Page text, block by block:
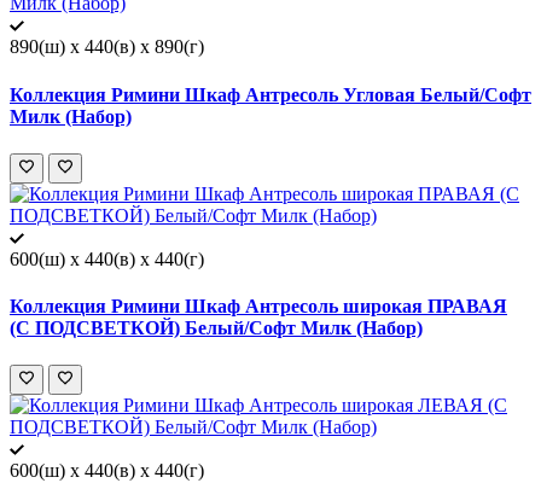
890(ш) x 440(в) x 890(г)
Коллекция Римини Шкаф Антресоль Угловая Белый/Софт
Милк (Набор)
600(ш) x 440(в) x 440(г)
Коллекция Римини Шкаф Антресоль широкая ПРАВАЯ
(С ПОДСВЕТКОЙ) Белый/Софт Милк (Набор)
600(ш) x 440(в) x 440(г)